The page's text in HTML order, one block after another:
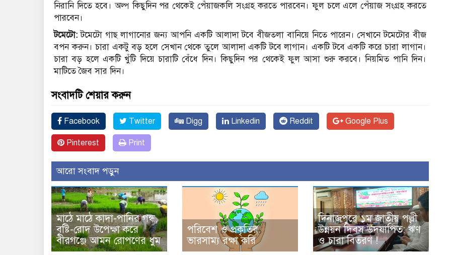
নিরানি দিতে হবে। অল্প কিছুদিন পর থেকেই পেঁয়াজকলি সংগ্রহ করতে পারবেন। ফুল চলে এলে পেঁয়াজ সংগ্রহ করতে
পারবেন।
টমেটো: টমেটো গাছ লাগানোর জন্য আপনি একটি আলাদা টবে বীজতলা বানিয়ে নিতে পারেন। সেখানে টমেটোর বীজ
বপন করুন। চারা একটু বড় হলে সেখান থেকে তুলে আলাদা একটি টবে লাগান। একটি টবে একটি করে চারা লাগান।
চারা বড় হলে একটি খুঁটি দিয়ে চারাটি বেঁধে দিন। কিছুদিন পর থেকেই ফুল আসা শুরু করবে। নিয়মিত পানি দিন।
মাটিতে জৈব সার দিন।
সংবাদটি শেয়ার করুন
Facebook Twitter Digg Linkedin Reddit Google Plus
Pinterest Print
আরো সংবাদ পড়ুন
​মাঠে মাঠে কাদা-পানির গন্ধ,
বৃষ্টি-রোদ উপেক্ষা করে
বীরগঞ্জে আমন রোপণের ধুম
পরিবেশ ও প্রকৃতির
ভারসাম্য রক্ষা করি
দিনাজপুরে ১ম জাতীয় পল্লী
উন্নয়ন দিবস উদযাপিত: ঋণ
ও চারা বিতরণ !